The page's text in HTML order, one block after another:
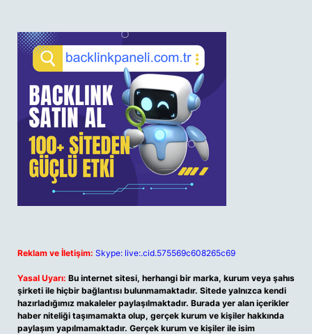
Reklam ve İletişim: Skype: live:.cid.575569c608265c69
Yasal Uyarı: Bu internet sitesi, herhangi bir marka, kurum veya şahıs
şirketi ile hiçbir bağlantısı bulunmamaktadır. Sitede yalnızca kendi
hazırladığımız makaleler paylaşılmaktadır. Burada yer alan içerikler
haber niteliği taşımamakta olup, gerçek kurum ve kişiler hakkında
paylaşım yapılmamaktadır. Gerçek kurum ve kişiler ile isim